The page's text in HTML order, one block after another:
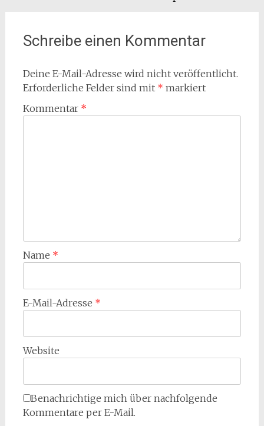
Schreibe einen Kommentar
Deine E-Mail-Adresse wird nicht veröffentlicht.
Erforderliche Felder sind mit * markiert
Kommentar *
Name *
E-Mail-Adresse *
Website
Benachrichtige mich über nachfolgende
Kommentare per E-Mail.